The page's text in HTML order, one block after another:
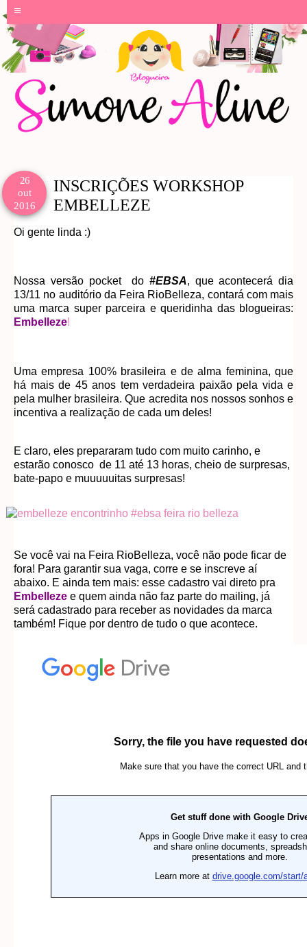
≡
26
out
2016
INSCRIÇÕES WORKSHOP
EMBELLEZE
Oi gente linda :)
Nossa versão pocket do #EBSA, que acontecerá dia
13/11 no auditório da Feira RioBelleza, contará com mais
uma marca super parceira e queridinha das blogueiras:
Embelleze!
Uma empresa 100% brasileira e de alma feminina, que
há mais de 45 anos tem verdadeira paixão pela vida e
pela mulher brasileira. Que acredita nos nossos sonhos e
incentiva a realização de cada um deles!
E claro, eles prepararam tudo com muito carinho, e
estarão conosco de 11 até 13 horas, cheio de surpresas,
bate-papo e muuuuuitas surpresas!
Se você vai na Feira RioBelleza, você não pode ficar de
fora! Para garantir sua vaga, corre e se inscreve aí
abaixo. E ainda tem mais: esse cadastro vai direto pra
Embelleze e quem ainda não faz parte do mailing, já
será cadastrado para receber as novidades da marca
também! Fique por dentro de tudo o que acontece.